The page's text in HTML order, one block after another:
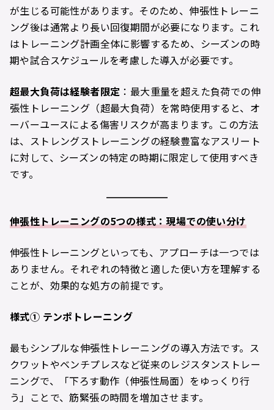
が生じる可能性があります。そのため、伸張性トレーニ
ング後は通常より長い回復期間が必要になります。これ
はトレーニング計画全体に影響するため、シーズンの時
期や試合スケジュールを考慮した導入が必要です。
超最大負荷は経験者限定 ：最大重量を超えた負荷での伸
張性トレーニング（超最大負荷）を常時使用すると、オ
ーバーユースによる傷害リスクが高まります。この方法
は、ストレングストレーニングの経験豊富なアスリート
に対して、シーズンの特定の時期に限定して使用すべき
です。
伸張性トレーニングの5つの様式：現場での使い分け
伸張性トレーニングといっても、アプローチは一つでは
ありません。それぞれの特徴と適した使い方を理解する
ことが、効果的な処方の前提です。
様式① テンポトレーニング
最もシンプルな伸張性トレーニングの導入方法です。ス
クワットやベンチプレスなど従来のレジスタンストレー
ニングで、「下ろす動作（伸張性局面）をゆっくり行
う」ことで、筋緊張の時間を増加させます。